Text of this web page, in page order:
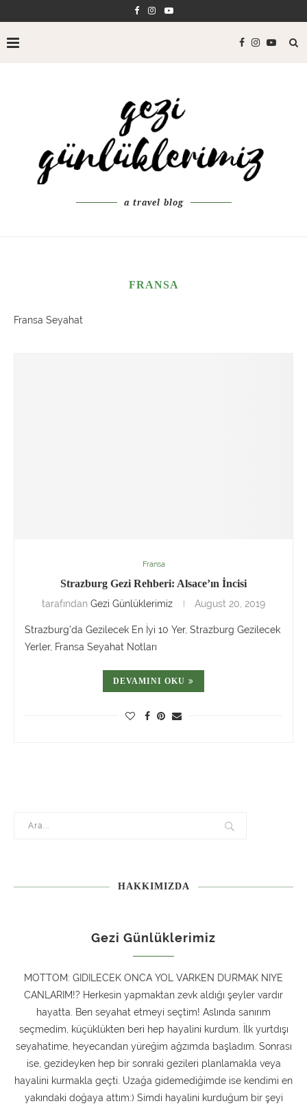
a travel blog
FRANSA
Fransa Seyahat
Fransa
Strazburg Gezi Rehberi: Alsace’ın İncisi
tarafından Gezi Günlüklerimiz August 20, 2019
Strazburg’da Gezilecek En İyi 10 Yer, Strazburg Gezilecek
Yerler, Fransa Seyahat Notları
DEVAMINI OKU
HAKKIMIZDA
Gezi Günlüklerimiz
MOTTOM: GIDILECEK ONCA YOL VARKEN DURMAK NIYE
CANLARIM!? Herkesin yapmaktan zevk aldığı şeyler vardır
hayatta. Ben seyahat etmeyi seçtim! Aslında sanırım
seçmedim, küçüklükten beri hep hayalini kurdum. İlk yurtdışı
seyahatime, heyecandan yüreğim ağzımda başladım. Sonrası
ise, gezideyken hep bir sonraki gezileri planlamakla veya
hayalini kurmakla geçti. Uzağa gidemediğimde ise kendimi en
yakındaki doğaya attım:) Simdi hayalini kurduğum bir şeyi